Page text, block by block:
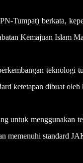
Tumpat) berkata,
Kemajuan Islam
teknologi
ketetapan dibuat oleh
untuk menggunakan
memenuhi standard